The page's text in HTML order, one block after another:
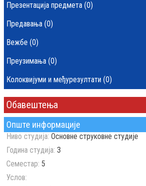
Опште информације
Ниво студија: Основне струковне студије
Година студија: 3
Семестар: 5
Услов:
Презентација предмета (0)
Предавања (0)
Вежбе (0)
Преузимања (0)
Колоквијуми и међурезултати (0)
Обавештења